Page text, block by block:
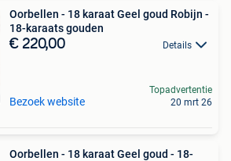
Oorbellen - 18 karaat Geel goud Robijn -
18-karaats gouden
€ 220,00 Details
Bezoek website
Topadvertentie
20 mrt 26
Oorbellen - 18 karaat Geel goud - 18-